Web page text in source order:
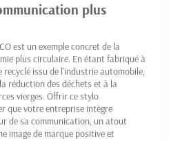
plus
est un exemple concret de la
plus circulaire. En étant fabriqué à
issu de l'industrie automobile,
réduction des déchets et à la
vierges. Offrir ce stylo
que votre entreprise intègre
de sa communication, un atout
image de marque positive et